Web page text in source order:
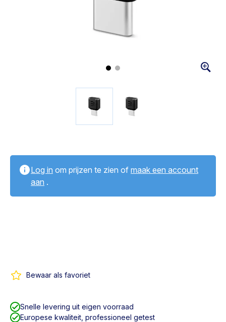
Log in om prijzen te zien of maak een account
aan .
Bewaar als favoriet
Snelle levering uit eigen voorraad
Europese kwaliteit, professioneel getest